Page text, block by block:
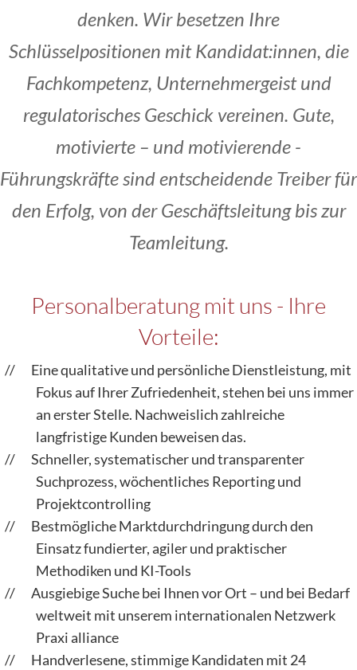
denken. Wir besetzen Ihre
Schlüsselpositionen mit Kandidat:innen, die
Fachkompetenz, Unternehmergeist und
regulatorisches Geschick vereinen. Gute,
motivierte – und motivierende -
Führungskräfte sind entscheidende Treiber für
den Erfolg, von der Geschäftsleitung bis zur
Teamleitung.
Personalberatung mit uns - Ihre
Vorteile:
Eine qualitative und persönliche Dienstleistung, mit
Fokus auf Ihrer Zufriedenheit, stehen bei uns immer
an erster Stelle. Nachweislich zahlreiche
langfristige Kunden beweisen das.
Schneller, systematischer und transparenter
Suchprozess, wöchentliches Reporting und
Projektcontrolling
Bestmögliche Marktdurchdringung durch den
Einsatz fundierter, agiler und praktischer
Methodiken und KI-Tools
Ausgiebige Suche bei Ihnen vor Ort – und bei Bedarf
weltweit mit unserem internationalen Netzwerk
Praxi alliance
Handverlesene, stimmige Kandidaten mit 24